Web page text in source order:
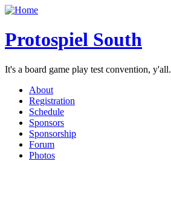
Protospiel South
It's a board game play test convention, y'all.
About
Registration
Schedule
Sponsors
Sponsorship
Forum
Photos